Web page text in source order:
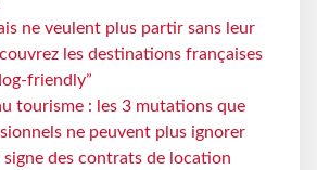
ne veulent plus partir sans leur
les destinations françaises
friendly”
tourisme : les 3 mutations que
ne peuvent plus ignorer
signe des contrats de location